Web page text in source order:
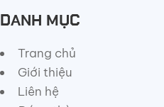
DANH MỤC
Trang chủ
Giới thiệu
Liên hệ